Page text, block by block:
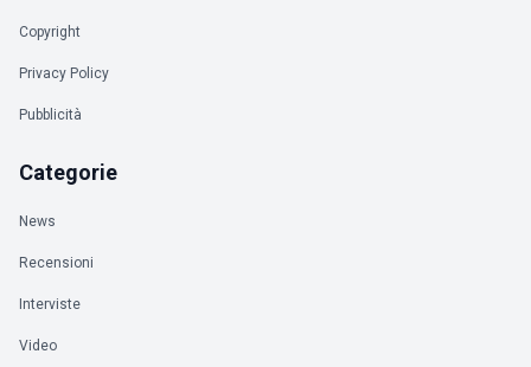
Copyright
Privacy Policy
Pubblicità
Categorie
News
Recensioni
Interviste
Video